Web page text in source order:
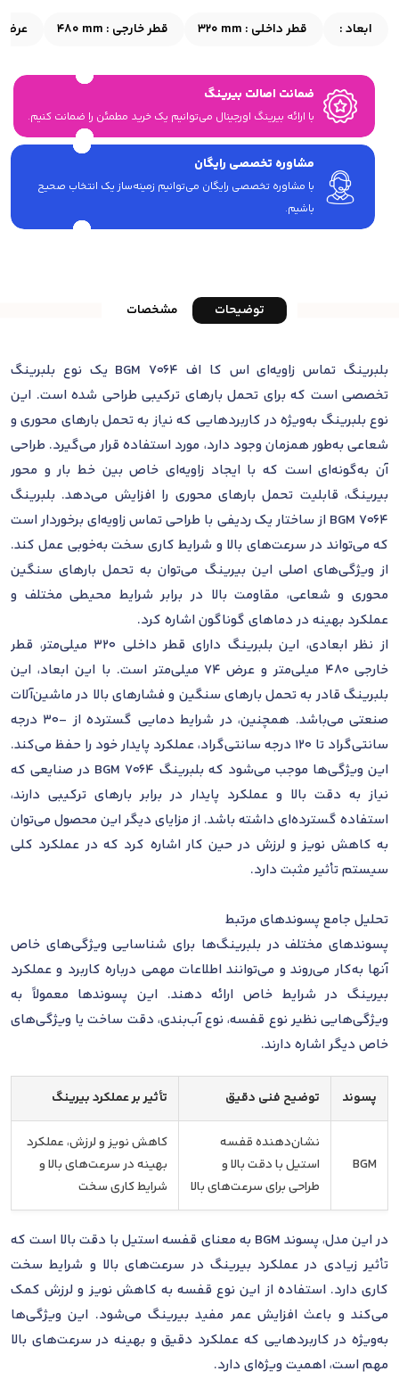
ابعاد : قطر داخلی : 320 mm قطر خارجی : 480 mm
ضمانت اصالت بیرینگ
با ارائه بیرینگ اورجینال می‎‌توانیم یک خرید مطمئن را ضمانت کنیم.
مشاوره تخصصی رایگان
با مشاوره تخصصی رایگان می‌توانیم زمینه‌ساز یک انتخاب صحیح
باشیم.
توضیحات مشخصات
بلبرینگ تماس زاویه‌ای اس کا اف 7064 BGM یک نوع بلبرینگ
تخصصی است که برای تحمل بارهای ترکیبی طراحی شده است. این
نوع بلبرینگ به‌ویژه در کاربردهایی که نیاز به تحمل بارهای محوری و
شعاعی به‌طور همزمان وجود دارد، مورد استفاده قرار می‌گیرد. طراحی
آن به‌گونه‌ای است که با ایجاد زاویه‌ای خاص بین خط بار و محور
بیرینگ، قابلیت تحمل بارهای محوری را افزایش می‌دهد. بلبرینگ
7064 BGM از ساختار یک ردیفی با طراحی تماس زاویه‌ای برخوردار است
که می‌تواند در سرعت‌های بالا و شرایط کاری سخت به‌خوبی عمل کند.
از ویژگی‌های اصلی این بیرینگ می‌توان به تحمل بارهای سنگین
محوری و شعاعی، مقاومت بالا در برابر شرایط محیطی مختلف و
عملکرد بهینه در دماهای گوناگون اشاره کرد.
از نظر ابعادی، این بلبرینگ دارای قطر داخلی 320 میلی‌متر، قطر
خارجی 480 میلی‌متر و عرض 74 میلی‌متر است. با این ابعاد، این
بلبرینگ قادر به تحمل بارهای سنگین و فشارهای بالا در ماشین‌آلات
صنعتی می‌باشد. همچنین، در شرایط دمایی گسترده از -30 درجه
سانتی‌گراد تا 120 درجه سانتی‌گراد، عملکرد پایدار خود را حفظ می‌کند.
این ویژگی‌ها موجب می‌شود که بلبرینگ 7064 BGM در صنایعی که
نیاز به دقت بالا و عملکرد پایدار در برابر بارهای ترکیبی دارند،
استفاده گسترده‌ای داشته باشد. از مزایای دیگر این محصول می‌توان
به کاهش نویز و لرزش در حین کار اشاره کرد که در عملکرد کلی
سیستم تأثیر مثبت دارد.
تحلیل جامع پسوندهای مرتبط
پسوندهای مختلف در بلبرینگ‌ها برای شناسایی ویژگی‌های خاص
آنها به‌کار می‌روند و می‌توانند اطلاعات مهمی درباره کاربرد و عملکرد
بیرینگ در شرایط خاص ارائه دهند. این پسوندها معمولاً به
ویژگی‌هایی نظیر نوع قفسه، نوع آب‌بندی، دقت ساخت یا ویژگی‌های
خاص دیگر اشاره دارند.
پسوند توضیح فنی دقیق تأثیر بر عملکرد بیرینگ
BGM
نشان‌دهنده قفسه
استیل با دقت بالا و
طراحی برای سرعت‌های بالا
کاهش نویز و لرزش، عملکرد
بهینه در سرعت‌های بالا و
شرایط کاری سخت
در این مدل، پسوند BGM به معنای قفسه استیل با دقت بالا است که
تأثیر زیادی در عملکرد بیرینگ در سرعت‌های بالا و شرایط سخت
کاری دارد. استفاده از این نوع قفسه به کاهش نویز و لرزش کمک
می‌کند و باعث افزایش عمر مفید بیرینگ می‌شود. این ویژگی‌ها
به‌ویژه در کاربردهایی که عملکرد دقیق و بهینه در سرعت‌های بالا
مهم است، اهمیت ویژه‌ای دارد.